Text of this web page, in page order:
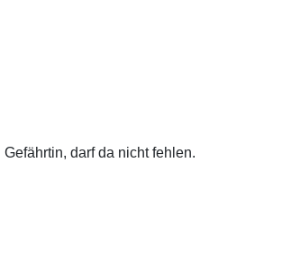
darf da nicht fehlen.